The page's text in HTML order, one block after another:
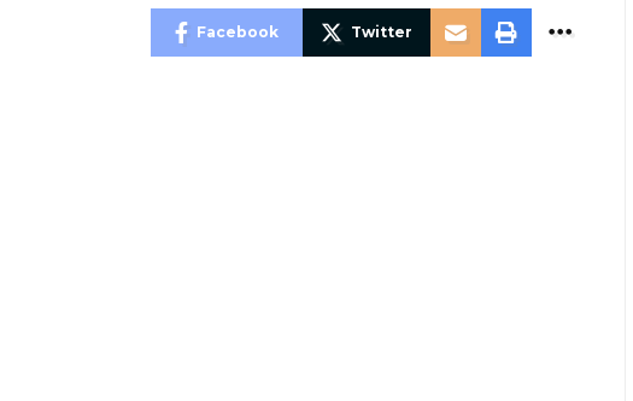
Facebook Twitter